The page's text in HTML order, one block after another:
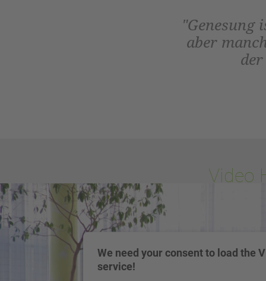
"Genesung
aber
Video
We need your consent to load the
service!